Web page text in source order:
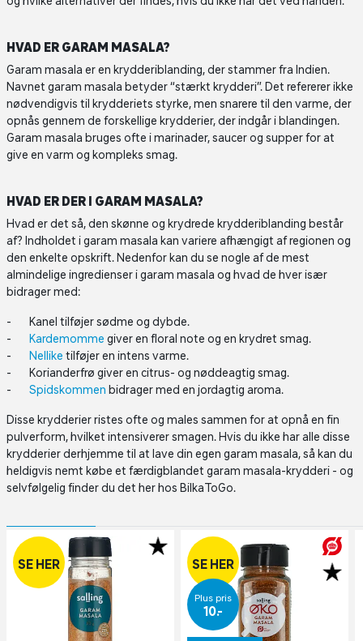
HVAD ER GARAM MASALA?
Garam masala er en krydderiblanding, der stammer fra Indien.
Navnet garam masala betyder “stærkt krydderi”. Det refererer ikke
nødvendigvis til krydderiets styrke, men snarere til den varme, der
opnås gennem de forskellige krydderier, der indgår i blandingen.
Garam masala bruges ofte i marinader, saucer og supper for at
give en varm og kompleks smag.
HVAD ER DER I GARAM MASALA?
Hvad er det så, den skønne og krydrede krydderiblanding består
af? Indholdet i garam masala kan variere afhængigt af regionen og
den enkelte opskrift. Nedenfor kan du se nogle af de mest
almindelige ingredienser i garam masala og hvad de hver især
bidrager med:
Kanel tilføjer sødme og dybde.
Kardemomme giver en floral note og en krydret smag.
Nellike tilføjer en intens varme.
Korianderfrø giver en citrus- og nøddeagtig smag.
Spidskommen bidrager med en jordagtig aroma.
Disse krydderier ristes ofte og males sammen for at opnå en fin
pulverform, hvilket intensiverer smagen. Hvis du ikke har alle disse
krydderier derhjemme til at lave din egen garam masala, så kan du
heldigvis nemt købe et færdigblandet garam masala-krydderi - og
selvfølgelig finder du det her hos BilkaToGo.
SE HER SE HER
Plus pris
10,-